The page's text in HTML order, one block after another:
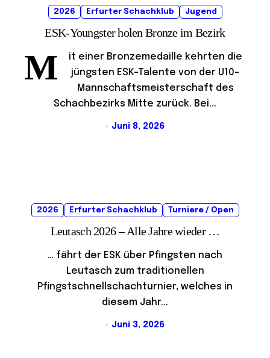
2026 Erfurter Schachklub Jugend
ESK-Youngster holen Bronze im Bezirk
M
it einer Bronzemedaille kehrten die
jüngsten ESK-Talente von der U10-
Mannschaftsmeisterschaft des
Schachbezirks Mitte zurück. Bei...
Juni 8, 2026
2026 Erfurter Schachklub Turniere / Open
Leutasch 2026 – Alle Jahre wieder …
… fährt der ESK über Pfingsten nach
Leutasch zum traditionellen
Pfingstschnellschachturnier, welches in
diesem Jahr...
Juni 3, 2026